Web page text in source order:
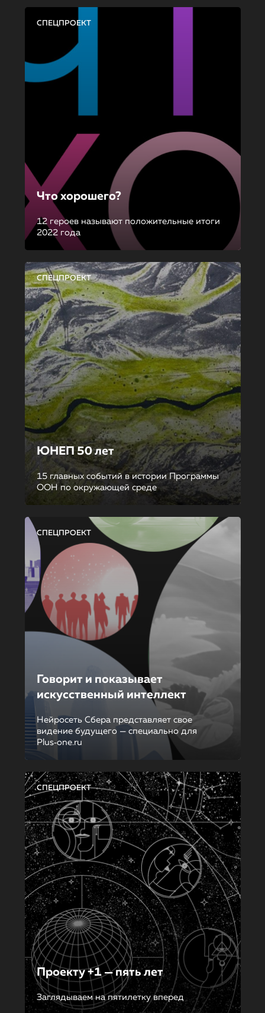
СПЕЦПРОЕКТ
Что хорошего?
12 героев называют положительные итоги
2022 года
СПЕЦПРОЕКТ
ЮНЕП 50 лет
15 главных событий в истории Программы
ООН по окружающей среде
СПЕЦПРОЕКТ
Говорит и показывает
искусственный интеллект
Нейросеть Сбера представляет свое
видение будущего — специально для
Plus‑one.ru
СПЕЦПРОЕКТ
Проекту +1 — пять лет
Заглядываем на пятилетку вперед